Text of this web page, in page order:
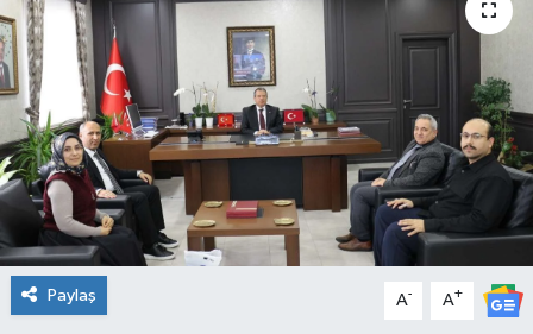
Paylaş A- A+
Sağlık
Teknoloji
Yaşam